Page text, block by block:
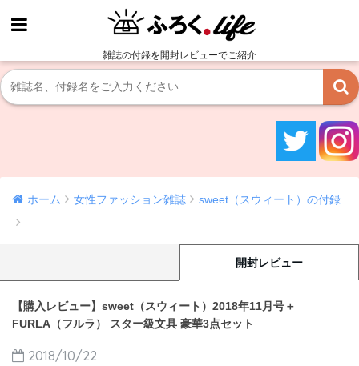
雑誌の付録を開封レビューでご紹介
ホーム 女性ファッション雑誌 sweet（スウィート）の付録
開封レビュー
【購入レビュー】sweet（スウィート）2018年11月号＋
FURLA（フルラ） スター級文具 豪華3点セット
2018/10/22